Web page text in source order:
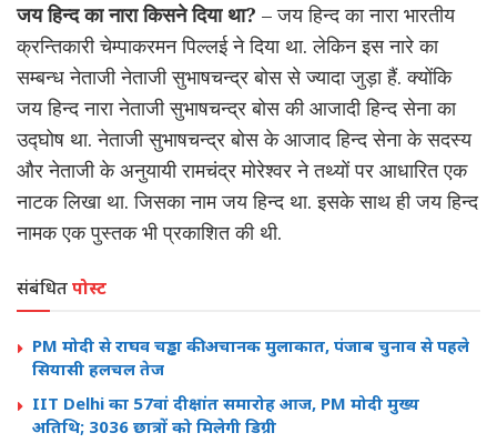
जय हिन्द का नारा किसने दिया था? – जय हिन्द का नारा भारतीय
क्रन्तिकारी चेम्पाकरमन पिल्लई ने दिया था. लेकिन इस नारे का
सम्बन्ध नेताजी नेताजी सुभाषचन्द्र बोस से ज्यादा जुड़ा हैं. क्योंकि
जय हिन्द नारा नेताजी सुभाषचन्द्र बोस की आजादी हिन्द सेना का
उद्घोष था. नेताजी सुभाषचन्द्र बोस के आजाद हिन्द सेना के सदस्य
और नेताजी के अनुयायी रामचंद्र मोरेश्वर ने तथ्यों पर आधारित एक
नाटक लिखा था. जिसका नाम जय हिन्द था. इसके साथ ही जय हिन्द
नामक एक पुस्तक भी प्रकाशित की थी.
संबंधितपोस्ट
PM मोदी से राघव चड्ढा की अचानक मुलाकात, पंजाब चुनाव से पहले
सियासी हलचल तेज
IIT Delhi का 57वां दीक्षांत समारोह आज, PM मोदी मुख्य
अतिथि; 3036 छात्रों को मिलेगी डिग्री